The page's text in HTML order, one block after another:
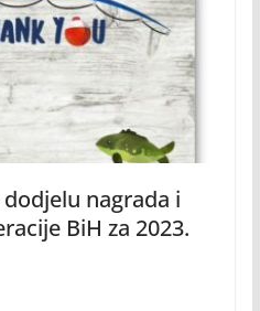
nagrada i
BiH za 2023.